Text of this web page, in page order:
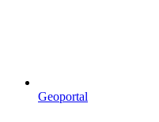
Geoportal